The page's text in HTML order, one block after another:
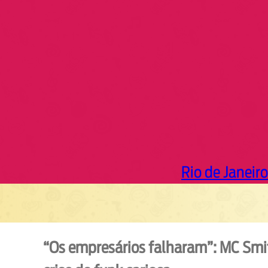
Rio de Janeiro
“Os empresários falharam”: MC